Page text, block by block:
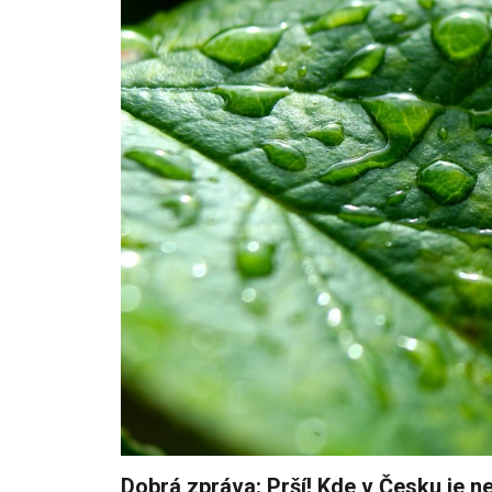
Dobrá zpráva: Prší! Kde v Česku je